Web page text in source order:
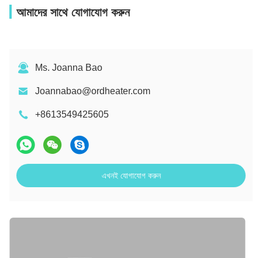
আমাদের সাথে যোগাযোগ করুন
Ms. Joanna Bao
Joannabao@ordheater.com
+8613549425605
এখনই যোগাযোগ করুন